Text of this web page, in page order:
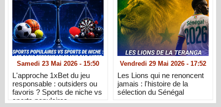
Samedi 23 Mai 2026 - 15:50
L'approche 1xBet du jeu
responsable : outsiders ou
favoris ? Sports de niche vs
sports populaires
Vendredi 29 Mai 2026 - 17:52
Les Lions qui ne renoncent
jamais : l'histoire de la
sélection du Sénégal